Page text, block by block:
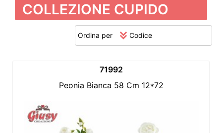
COLLEZIONE CUPIDO
Ordina per
71992
Peonia Bianca 58 Cm 12*72